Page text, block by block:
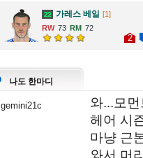
가레스 베일 [1]
73
72
2
나도 한마디
gemini21c
와...모
헤어 시
마냥 근
와서 머